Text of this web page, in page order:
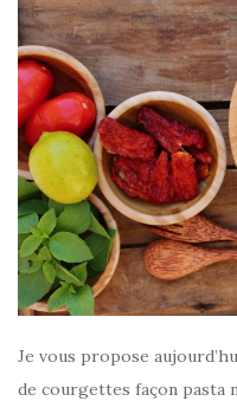
Je vous propose
de courgettes façon pasta